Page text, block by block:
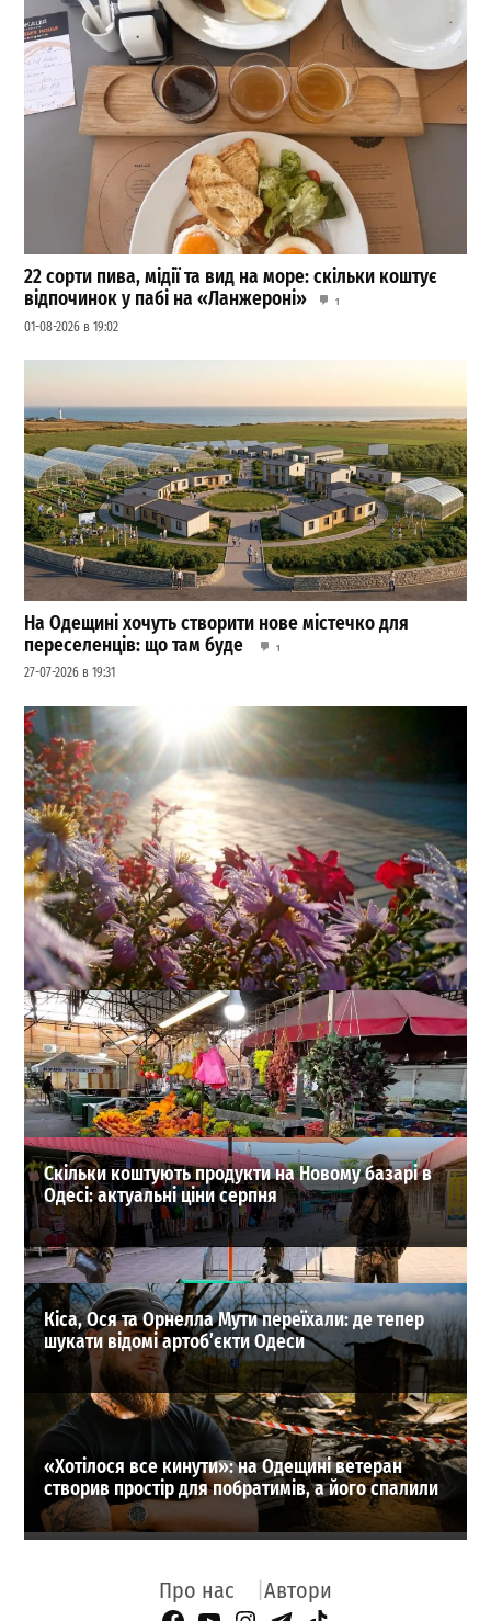
22 сорти пива, мідії та вид на море: скільки коштує
відпочинок у пабі на «Ланжероні»
1
01-08-2026 в 19:02
На Одещині хочуть створити нове містечко для
переселенців: що там буде
1
27-07-2026 в 19:31
Літо не відступає: Одесу накриє нова хвиля спеки
0
01-08-2026 в 19:23
ВИБІР РЕДАКЦІЇ
Скільки коштують продукти на Новому базарі в
Одесі: актуальні ціни серпня
Кіса, Ося та Орнелла Мути переїхали: де тепер
шукати відомі артоб’єкти Одеси
«Хотілося все кинути»: на Одещині ветеран
створив простір для побратимів, а його спалили
Про нас Автори